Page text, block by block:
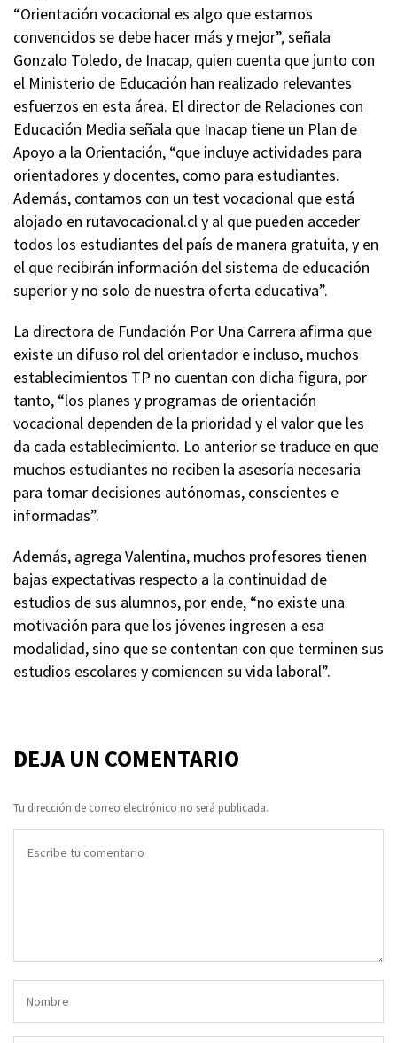
“Orientación vocacional es algo que estamos
convencidos se debe hacer más y mejor”, señala
Gonzalo Toledo, de Inacap, quien cuenta que junto con
el Ministerio de Educación han realizado relevantes
esfuerzos en esta área. El director de Relaciones con
Educación Media señala que Inacap tiene un Plan de
Apoyo a la Orientación, “que incluye actividades para
orientadores y docentes, como para estudiantes.
Además, contamos con un test vocacional que está
alojado en rutavocacional.cl y al que pueden acceder
todos los estudiantes del país de manera gratuita, y en
el que recibirán información del sistema de educación
superior y no solo de nuestra oferta educativa”.
La directora de Fundación Por Una Carrera afirma que
existe un difuso rol del orientador e incluso, muchos
establecimientos TP no cuentan con dicha figura, por
tanto, “los planes y programas de orientación
vocacional dependen de la prioridad y el valor que les
da cada establecimiento. Lo anterior se traduce en que
muchos estudiantes no reciben la asesoría necesaria
para tomar decisiones autónomas, conscientes e
informadas”.
Además, agrega Valentina, muchos profesores tienen
bajas expectativas respecto a la continuidad de
estudios de sus alumnos, por ende, “no existe una
motivación para que los jóvenes ingresen a esa
modalidad, sino que se contentan con que terminen sus
estudios escolares y comiencen su vida laboral”.
DEJA UN COMENTARIO
Tu dirección de correo electrónico no será publicada.